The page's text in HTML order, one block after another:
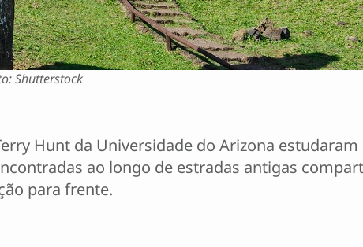
Shutterstock
Hunt da Universidade do Arizona
ao longo de estradas antigas
para frente.